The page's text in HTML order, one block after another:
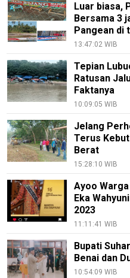
Luar biasa,
Bersama 3
Pangean di
13:47:02 WIB
Tepian
Ratusan
Faktanya
10:09:05 WIB
Jelang
Terus
Berat
15:28:10 WIB
Ayoo
Eka
2023
11:11:41 WIB
Bupati
Benai dan
10:54:09 WIB
KEJ
Disclaimer
Kami
Pedoman
Media
Redaksi
Index